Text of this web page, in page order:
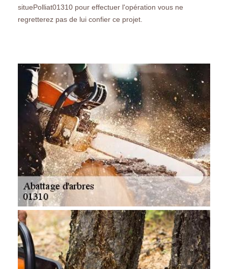
situePolliat01310 pour effectuer l'opération vous ne
regretterez pas de lui confier ce projet.